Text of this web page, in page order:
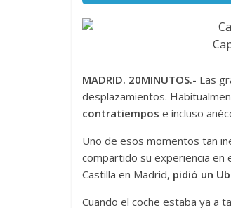
MADRID. 20MINUTOS.- Las
desplazamientos.
contratiempos e incluso
Uno de esos momentos tan
compartido su experiencia en
Castilla en Madrid, pidió un
Cuando el coche estaba ya a